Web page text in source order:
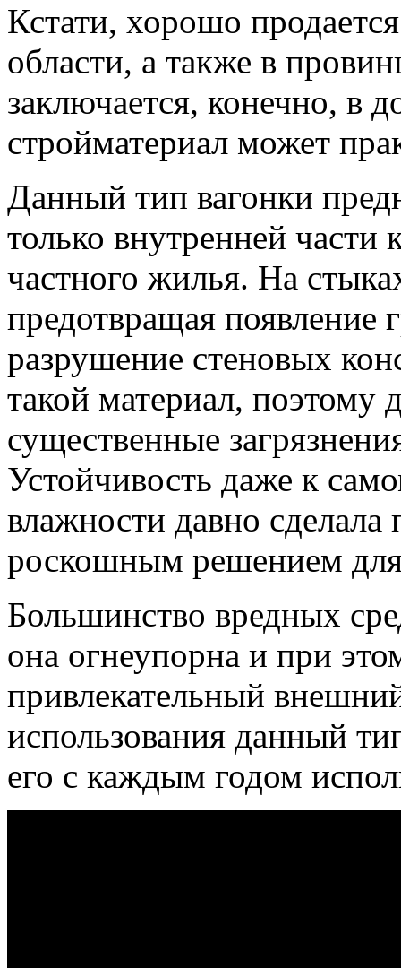
Кстати, хорошо
области, а также в
заключается, конечно, в
стройматериал может
Данный тип вагонки
только внутренней
частного жилья. На
предотвращая появление
разрушение стеновых
такой материал, поэтому
существенные
Устойчивость даже к
влажности давно сделала
роскошным решением
Большинство вредных
она огнеупорна и при
привлекательный
использования данный
его с каждым годом